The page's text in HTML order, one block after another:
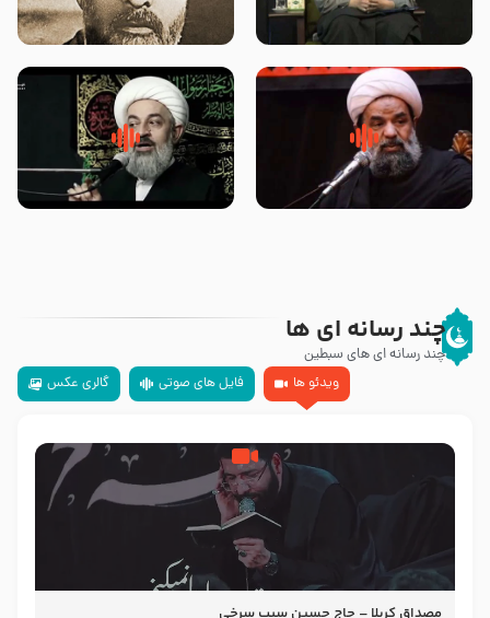
لقب حضرت رقیه سلام الله علیها به
چه معناست – حجت الاسلام علوی
روضه‌ی مجلس یزید ملعون و
اسارت اهل‌بیت علیهم‌السلام –
محدث زاده
سلام جوانی که امام حسین علیه
السلام خودش جوابش را دادند
زیارتی که اسباب رزق زیاد و عمر
طولانی است حجت السلام حسین
چند رسانه ای ها
چند رسانه ای های سبطین
ویدئو ها
فایل های صوتی گالری عکس
مصداق کربلا – حاج حسین سیب سرخی